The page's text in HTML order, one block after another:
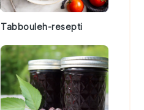
Tabbouleh-resepti